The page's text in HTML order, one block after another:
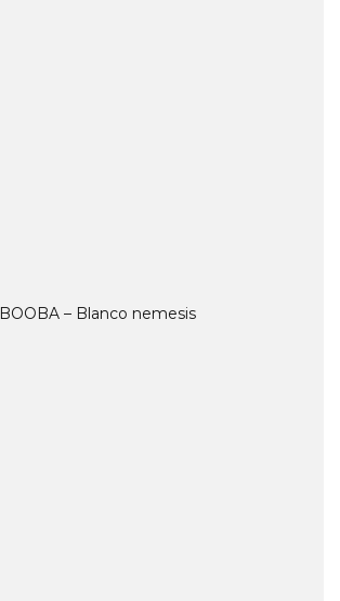
BOOBA – Blanco nemesis